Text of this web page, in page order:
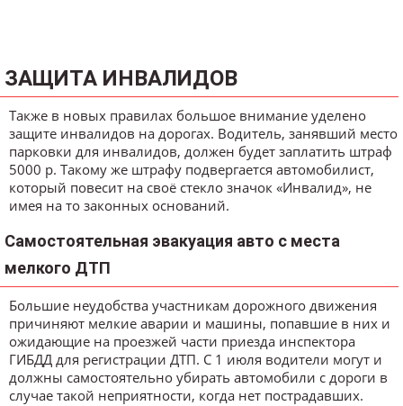
ЗАЩИТА ИНВАЛИДОВ
Также в новых правилах большое внимание уделено
защите инвалидов на дорогах. Водитель, занявший место
парковки для инвалидов, должен будет заплатить штраф
5000 р. Такому же штрафу подвергается автомобилист,
который повесит на своё стекло значок «Инвалид», не
имея на то законных оснований.
Самостоятельная эвакуация авто с места
мелкого ДТП
Большие неудобства участникам дорожного движения
причиняют мелкие аварии и машины, попавшие в них и
ожидающие на проезжей части приезда инспектора
ГИБДД для регистрации ДТП. С 1 июля водители могут и
должны самостоятельно убирать автомобили с дороги в
случае такой неприятности, когда нет пострадавших.